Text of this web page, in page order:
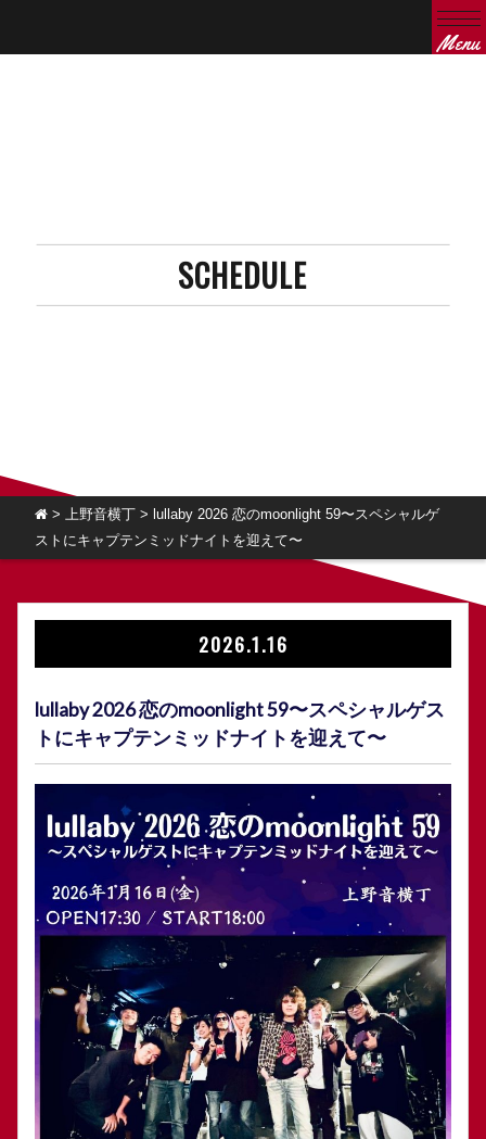
Menu
SCHEDULE
> 上野音横丁 > lullaby 2026 恋のmoonlight 59〜スペシャルゲ
ストにキャプテンミッドナイトを迎えて〜
2026.1.16
lullaby 2026 恋のmoonlight 59〜スペシャルゲス
トにキャプテンミッドナイトを迎えて〜